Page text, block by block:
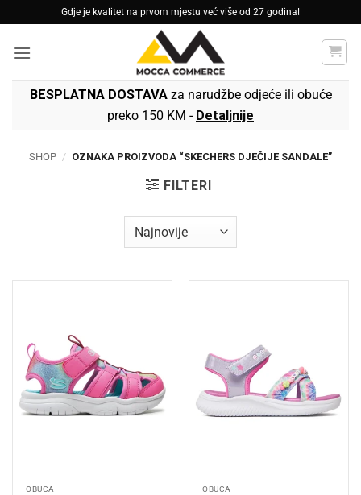
to
content
Gdje je kvalitet na prvom mjestu već više od 27 godina!
BESPLATNA DOSTAVAza narudžbe odjeće ili obuće
preko 150 KM - Detaljnije
SHOP / OZNAKA PROIZVODA “SKECHERS DJEČIJE SANDALE”
FILTERI
OBUĆA OBUĆA